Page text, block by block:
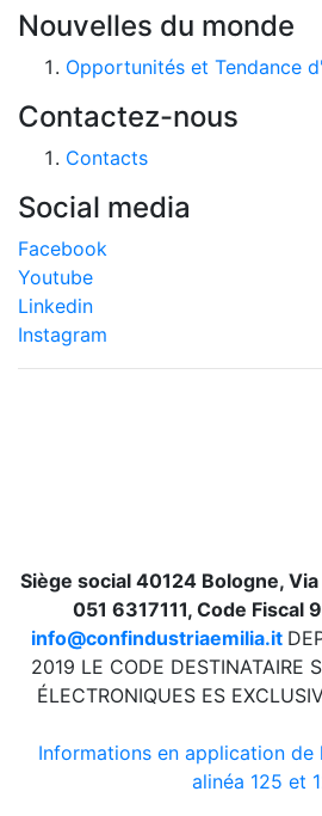
Nouvelles du monde
Opportunités et Tendance
Contactez-nous
Contacts
Social media
Facebook
Youtube
Linkedin
Instagram
Siège social 40124 Bologne,
051 6317111, Code
info@confindustriaemilia.it
2019 LE CODE DESTINATAIRE
ÉLECTRONIQUES ES
Informations en application de
alinéa 125 et